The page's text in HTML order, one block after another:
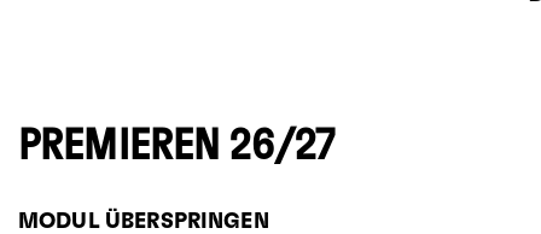
PREMIEREN 26/27
MODUL ÜBERSPRINGEN